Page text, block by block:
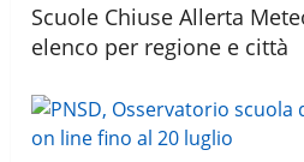
Scuole Chiuse Allerta
elenco per regione e città